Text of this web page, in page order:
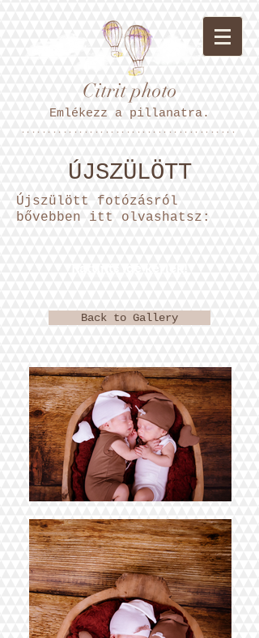
Citrit photo
Emlékezz a pillanatra.
*****************************************
ÚJSZÜLÖTT
Újszülött fotózásról
bővebben itt olvashatsz:
Back to Gallery